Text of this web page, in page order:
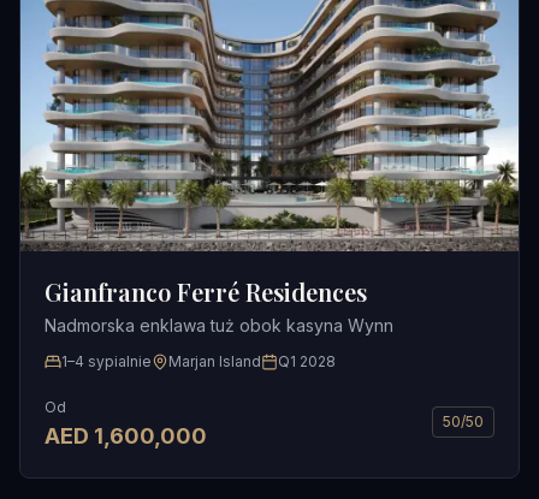
Gianfranco Ferré Residences
Nadmorska enklawa tuż obok kasyna Wynn
1–4 sypialnie Marjan Island Q1 2028
Od
AED 1,600,000
50/50